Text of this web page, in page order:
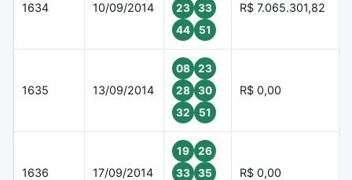
1634 10/09/2014
23
33
44
51
R$ 7.065.301,82
1635 13/09/2014
08
23
28
30
32
51
R$ 0,00
1636 17/09/2014
19
26
33
35
R$ 0,00